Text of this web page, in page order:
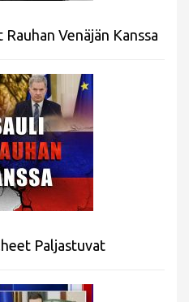
Venäjän Kanssa
Paljastuvat